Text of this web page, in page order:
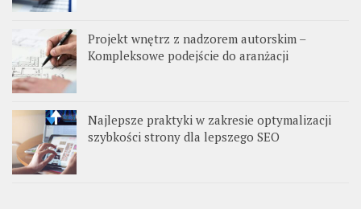
Projekt wnętrz z nadzorem autorskim –
Kompleksowe podejście do aranżacji
Najlepsze praktyki w zakresie optymalizacji
szybkości strony dla lepszego SEO